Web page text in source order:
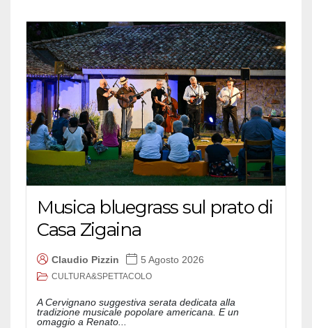
Musica bluegrass sul prato di
Casa Zigaina
Claudio Pizzin 5 Agosto 2026
CULTURA&SPETTACOLO
A Cervignano suggestiva serata dedicata alla
tradizione musicale popolare americana. E un
omaggio a Renato...